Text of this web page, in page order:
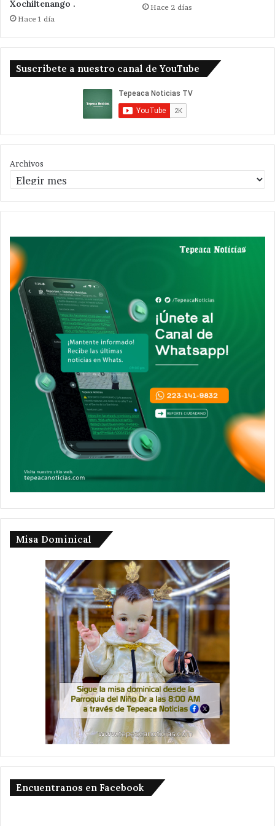
Xochiltenango .
Hace 1 día
Hace 2 días
Suscribete a nuestro canal de YouTube
Archivos
Misa Dominical
Encuentranos en Facebook